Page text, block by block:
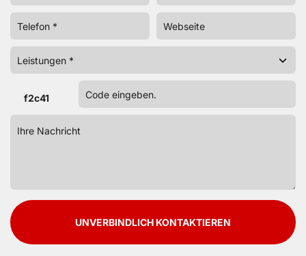
f2c41
UNVERBINDLICH KONTAKTIEREN